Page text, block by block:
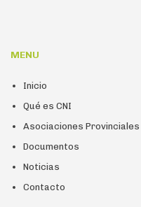
MENU
Inicio
Qué es CNI
Asociaciones Provinciales
Documentos
Noticias
Contacto